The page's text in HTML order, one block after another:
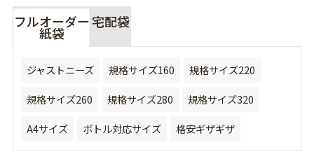
フルオーダー
紙袋
宅配袋
ジャストニーズ 規格サイズ160
規格サイズ220
規格サイズ260
規格サイズ280
規格サイズ320
A4サイズ
ボトル対応サイズ 格安ギザギザ